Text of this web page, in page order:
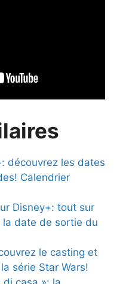
découvrez les dates
Calendrier
Disney+: tout sur
la date de sortie du
le casting et
série Star Wars!